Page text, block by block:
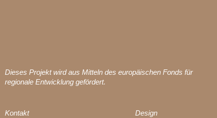
Dieses Projekt wird aus Mitteln des europäischen Fonds für
regionale Entwicklung gefördert.
Kontakt
Design